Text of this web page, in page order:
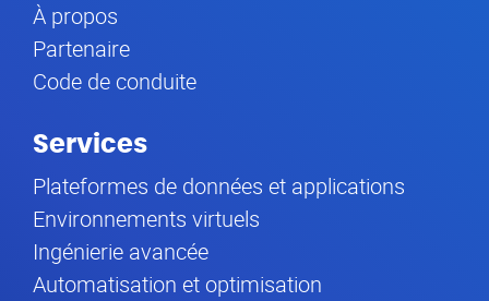
À propos
Partenaire
Code de conduite
Services
Plateformes de données et applications
Environnements virtuels
Ingénierie avancée
Automatisation et optimisation